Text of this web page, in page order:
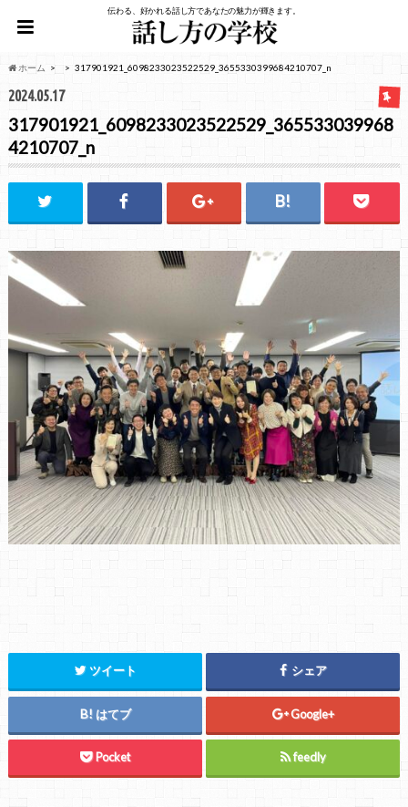
伝わる、好かれる話し方であなたの魅力が輝きます。
ホーム 317901921_6098233023522529_3655330399684210707_n
2024.05.17
317901921_6098233023522529_365533039968
4210707_n
ツイート シェア
はてブ Google+
Pocket feedly